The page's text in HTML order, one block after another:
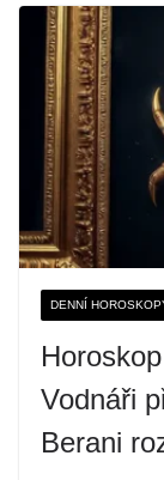
DENNÍ
Vodnáři
Berani